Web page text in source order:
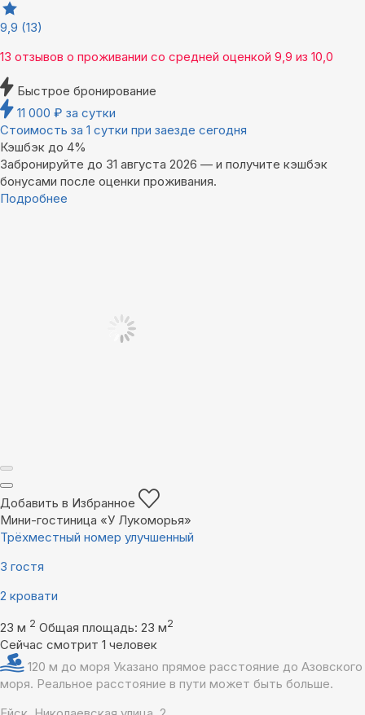
9,9 (13)
13 отзывов о проживании со средней оценкой 9,9 из 10,0
Быстрое бронирование
11 000 ₽ за сутки
Стоимость за 1 сутки при заезде сегодня
Кэшбэк до 4%
Забронируйте до 31 августа 2026 — и получите кэшбэк
бонусами после оценки проживания.
Подробнее
Добавить в Избранное
Мини-гостиница «У Лукоморья»
Трёхместный номер улучшенный
3 гостя
2 кровати
23 м 2 Общая площадь: 23 м2
Сейчас смотрит 1 человек
120 м до моря Указано прямое расстояние до Азовского
моря. Реальное расстояние в пути может быть больше.